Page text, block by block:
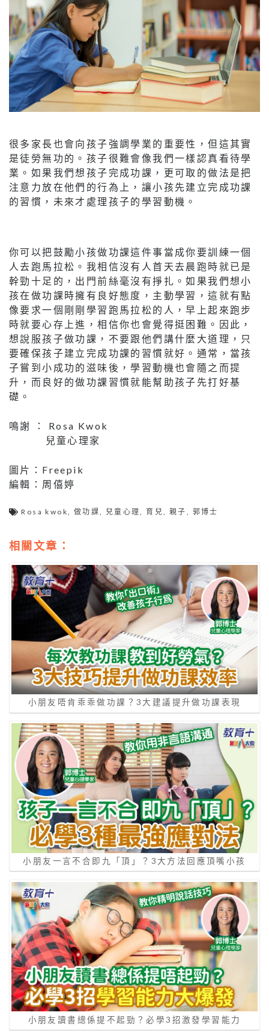
很多家長也會向孩子強調學業的重要性，但這其實
是徒勞無功的。孩子很難會像我們一樣認真看待學
業。如果我們想孩子完成功課，更可取的做法是把
注意力放在他們的行為上，讓小孩先建立完成功課
的習慣，未來才處理孩子的學習動機。
你可以把鼓勵小孩做功課這件事當成你要訓練一個
人去跑馬拉松。我相信沒有人首天去晨跑時就已是
幹勁十足的，出門前絲毫沒有掙扎。如果我們想小
孩在做功課時擁有良好態度，主動學習，這就有點
像要求一個剛剛學習跑馬拉松的人，早上起來跑步
時就要心存上進，相信你也會覺得挺困難。因此，
想說服孩子做功課，不要跟他們講什麼大道理，只
要確保孩子建立完成功課的習慣就好。通常，當孩
子嘗到小成功的滋味後，學習動機也會隨之而提
升，而良好的做功課習慣就能幫助孩子先打好基
礎。
鳴謝 ： Rosa Kwok
兒童心理家
圖片：Freepik
編輯：周僖婷
Rosa kwok, 做功課, 兒童心理,育兒, 親子 , 郭博士
相關文章：
小朋友唔肯乖乖做功課？3大建議提升做功課表現
小朋友一言不合即九「頂」？3大方法回應頂嘴小孩
小朋友讀書總係提不起勁？必學3招激發學習能力